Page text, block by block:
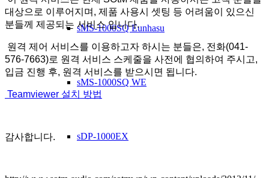
sMS-1000SQ Eunhasu
sMS-1000SQ WE
sDP-1000EX
대상으로 이루어지며, 제품 사용시 셋팅 등 어려움이 있으신
분들께 제공되는 서비스 입니다.
원격 제어 서비스를 이용하고자 하시는 분들은, 전화(041-
576-7663)로 원격 서비스 스케줄을 사전에 협의하여 주시고,
입금 진행 후, 원격 서비스를 받으시면 됩니다.
Teamviewer 설치 방법
감사합니다.